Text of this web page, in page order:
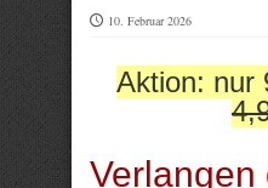
10. Februar 2026
Aktion: nur
Verlangen